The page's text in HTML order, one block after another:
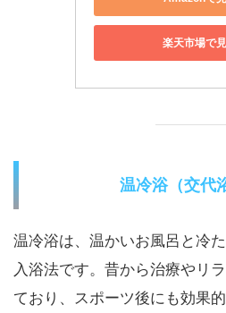
楽天市場で
温冷浴（交代
温冷浴は、温かいお風呂と冷
入浴法です。昔から治療やリ
ており、スポーツ後にも効果